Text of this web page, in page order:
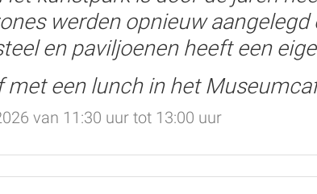
werden opnieuw
en paviljoenen heeft een
met een lunch in het
van 11:30 uur tot 13:00 uur